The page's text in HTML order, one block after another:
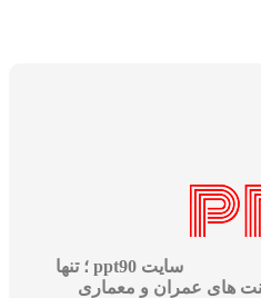
سایت ppt90 ؛ تنها
های عمران و معماری